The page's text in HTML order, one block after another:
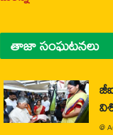
తాజా సంఘటనలు
@